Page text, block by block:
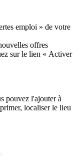
emploi » de votre
offres
sur le lien « Activer
pouvez l'ajouter à
localiser le lieu